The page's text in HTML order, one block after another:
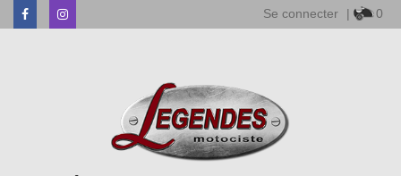
FacebookInstagram Se connecter | 0